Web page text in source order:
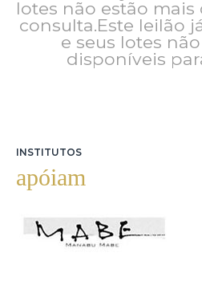
lotes não estão
consulta.Este leilão
e seus lotes
disponíveis
INSTITUTOS
apóiam